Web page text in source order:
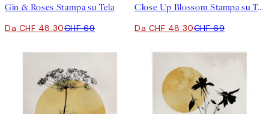
Gin & Roses Stampa su Tela
Da CHF 48.30CHF 69
Close Up Blossom Stampa su Tela
Da CHF 48.30CHF 69